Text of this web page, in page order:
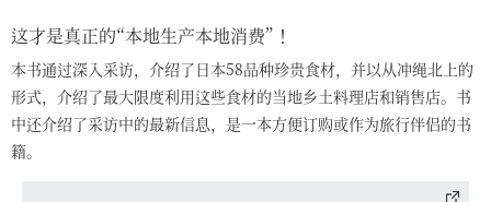
这才是真正的“本地生产本地消费”！
本书通过深入采访，介绍了日本58品种珍贵食材，并以从冲绳北上的
形式，介绍了最大限度利用这些食材的当地乡土料理店和销售店。书
中还介绍了采访中的最新信息，是一本方便订购或作为旅行伴侣的书
籍。